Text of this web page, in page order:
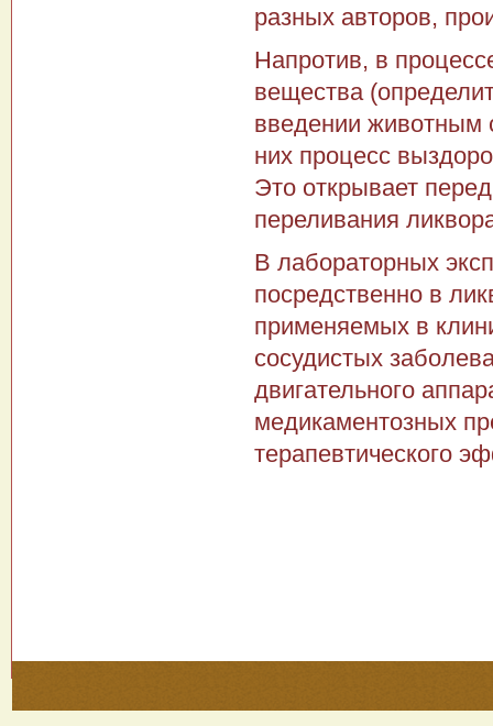
разных авторов,
Напротив, в
веще­ства
введении жи­вотным
них процесс
Это открывает
переливания
В лабораторных
посредственно в
применяемых в
сосудистых
двигательного
медика­ментозных
терапевтическо­го